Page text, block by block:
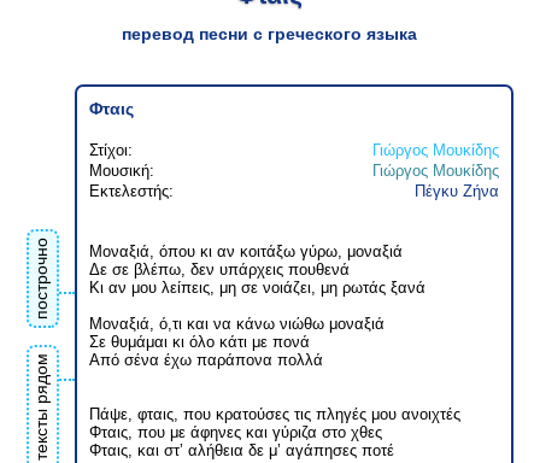
перевод песни с греческого языка
построчно
тексты рядом
Φταις
Στίχοι:
Γιώργος Μουκίδης
Μουσική:
Γιώργος Μουκίδης
Εκτελεστής:
Πέγκυ Ζήνα
Μοναξιά, όπου κι αν κοιτάξω γύρω, μοναξιά
Δε σε βλέπω, δεν υπάρχεις πουθενά
Κι αν μου λείπεις, μη σε νοιάζει, μη ρωτάς ξανά
Μοναξιά, ό,τι και να κάνω νιώθω μοναξιά
Σε θυμάμαι κι όλο κάτι με πονά
Από σένα έχω παράπονα πολλά
Πάψε, φταις, που κρατούσες τις πληγές μου ανοιχτές
Φταις, που με άφηνες και γύριζα στο χθες
Φταις, και στ’ αλήθεια δε μ’ αγάπησες ποτέ